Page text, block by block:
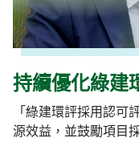
持續優化綠建
「綠建環評採用認可
源效益，並鼓勵項目